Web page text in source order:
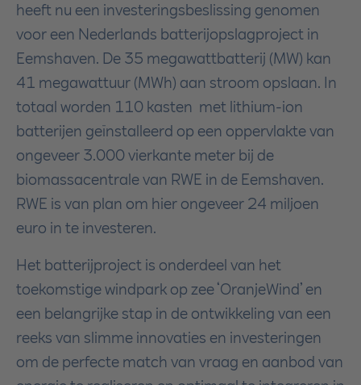
heeft nu een investeringsbeslissing genomen
voor een Nederlands batterijopslagproject in
Eemshaven. De 35 megawattbatterij (MW) kan
41 megawattuur (MWh) aan stroom opslaan. In
totaal worden 110 kasten met lithium-ion
batterijen geïnstalleerd op een oppervlakte van
ongeveer 3.000 vierkante meter bij de
biomassacentrale van RWE in de Eemshaven.
RWE is van plan om hier ongeveer 24 miljoen
euro in te investeren.
Het batterijproject is onderdeel van het
toekomstige windpark op zee ‘OranjeWind’ en
een belangrijke stap in de ontwikkeling van een
reeks van slimme innovaties en investeringen
om de perfecte match van vraag en aanbod van